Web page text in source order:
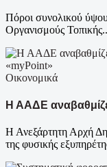
Πόροι συνολικού
Οργανισμούς
Οικονομικά
Η ΑΑΔΕ
Η Ανεξάρτητη Αρχή
της φυσικής